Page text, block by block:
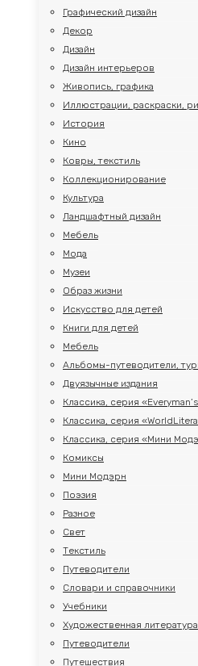
Графический дизайн
Декор
Дизайн
Дизайн интерьеров
Живопись, графика
Иллюстрации, раскраски,
История
Кино
Ковры, текстиль
Коллекционирование
Культура
Ландшафтный дизайн
Мебель
Мода
Музеи
Образ жизни
Искусство для детей
Книги для детей
Мебель
Альбомы-путеводители,
Двуязычные издания
Классика, серия
Классика, серия
Классика, серия «Мини
Комиксы
Мини Модэрн
Поэзия
Разное
Свет
Текстиль
Путеводители
Словари и справочники
Учебники
Художественная литература
Путеводители
Путешествия